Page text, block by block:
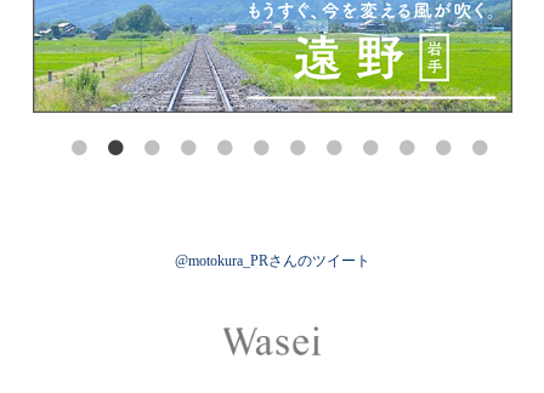
@motokura_PRさんのツイート